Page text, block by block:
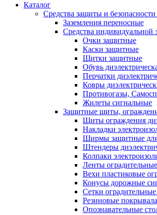
Каталог
Средства защиты и безопасности
Заземления переносные
Средства индивидуальной
Очки защитные
Каски защитные
Щитки защитные
Обувь
Перчатки
Ковры
Противогазы,
Жилеты сигнальные
Защитные щиты,
Щиты ограждения
Накладки
Ширмы защитные
Штендеры
Колпаки
Ленты
Вехи пластиковые
Конусы дорожные
Сетки
Резиновые покрывала
Опознавательные